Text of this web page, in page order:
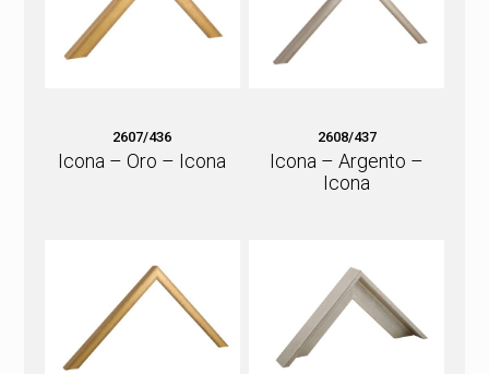
2607/436
Icona – Oro – Icona
2608/437
Icona – Argento –
Icona